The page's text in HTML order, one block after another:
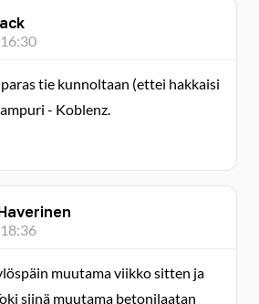
tie kunnoltaan (ettei hakkaisi
- Koblenz.
muutama viikko sitten ja
siinä muutama betonilaatan